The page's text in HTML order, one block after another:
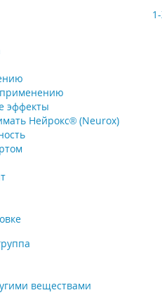
применению
эффекты
Нейрокс® (Neurox)
веществами